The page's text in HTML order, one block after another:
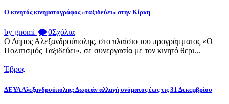
Ο κινητός κινηματογράφος «ταξιδεύει» στην Κίρκη
by gnomi 0Σχόλια
Ο Δήμος Αλεξανδρούπολης, στο πλαίσιο του προγράμματος «Ο
Πολιτισμός Ταξιδεύει», σε συνεργασία με τον κινητό θερι...
Έβρος
ΔΕΥΑ Αλεξανδρούπολης: Δωρεάν αλλαγή ονόματος έως τις 31 Δεκεμβρίου